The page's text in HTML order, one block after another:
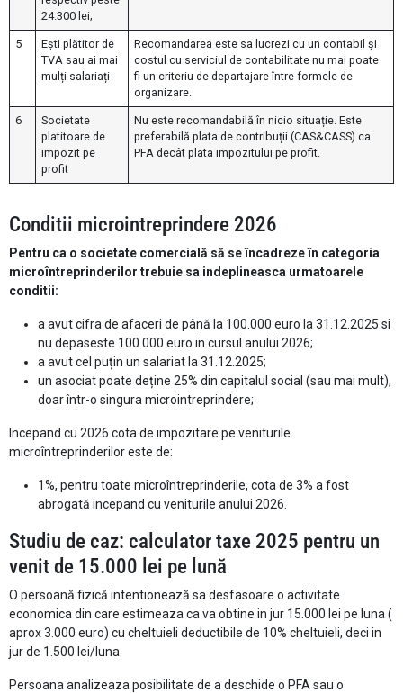
24.300 lei;
5
Ești plătitor de
TVA sau ai mai
mulți salariați
Recomandarea este sa lucrezi cu un contabil și
costul cu serviciul de contabilitate nu mai poate
fi un criteriu de departajare între formele de
organizare.
6
Societate
platitoare de
impozit pe
profit
Nu este recomandabilă în nicio situație. Este
preferabilă plata de contribuții (CAS&CASS) ca
PFA decât plata impozitului pe profit.
Conditii microintreprindere 2026
Pentru ca o societate comercială să se încadreze în categoria
microîntreprinderilor trebuie sa indeplineasca urmatoarele
conditii:
a avut cifra de afaceri de până la 100.000 euro la 31.12.2025 si
nu depaseste 100.000 euro in cursul anului 2026;
a avut cel puțin un salariat la 31.12.2025;
un asociat poate deține 25% din capitalul social (sau mai mult),
doar într-o singura microintreprindere;
Incepand cu 2026 cota de impozitare pe veniturile
microîntreprinderilor este de:
1%, pentru toate microîntreprinderile, cota de 3% a fost
abrogată incepand cu veniturile anului 2026.
Studiu de caz: calculator taxe 2025 pentru un
venit de 15.000 lei pe lună
O persoană fizică intentionează sa desfasoare o activitate
economica din care estimeaza ca va obtine in jur 15.000 lei pe luna (
aprox 3.000 euro) cu cheltuieli deductibile de 10% cheltuieli, deci in
jur de 1.500 lei/luna.
Persoana analizeaza posibilitate de a deschide o PFA sau o